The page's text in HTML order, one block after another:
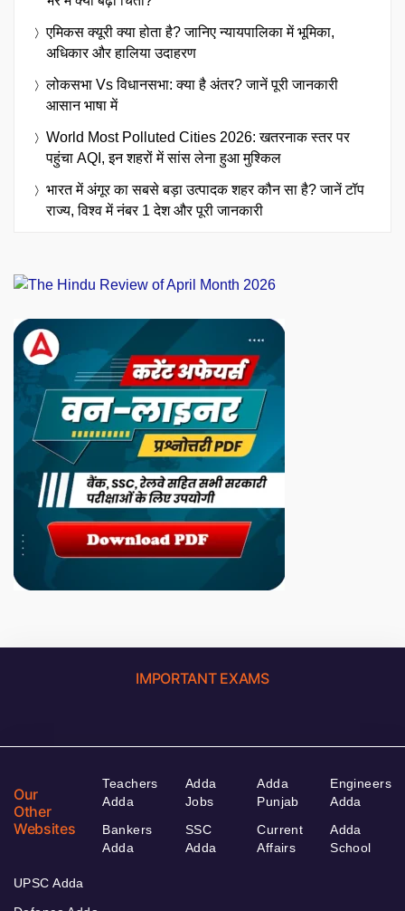
एमिकस क्यूरी क्या होता है? जानिए न्यायपालिका में भूमिका,
अधिकार और हालिया उदाहरण
लोकसभा Vs विधानसभा: क्या है अंतर? जानें पूरी जानकारी
आसान भाषा में
World Most Polluted Cities 2026: खतरनाक स्तर पर
पहुंचा AQI, इन शहरों में सांस लेना हुआ मुश्किल
भारत में अंगूर का सबसे बड़ा उत्पादक शहर कौन सा है? जानें टॉप
राज्य, विश्व में नंबर 1 देश और पूरी जानकारी
IMPORTANT EXAMS
Our
Other
Websites
Teachers
Adda
Bankers
Adda
Adda
Jobs
SSC
Adda
Adda
Punjab
Current
Affairs
Engineers
Adda
Adda
School
UPSC Adda